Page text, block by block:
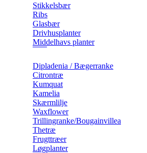
Stikkelsbær
Ribs
Glasbær
Drivhusplanter
Middelhavs planter
Dipladenia / Bægerranke
​Citrontræ
Kumquat
​Kamelia
Skærmlilje
Waxflower
​Trillingranke/Bougainvillea
Thetræ
Frugttræer
Løgplanter